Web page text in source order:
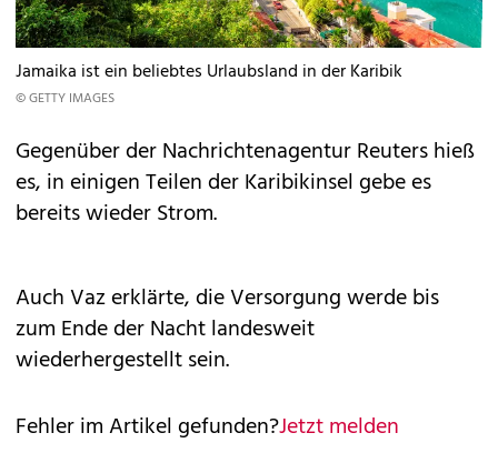
Jamaika ist ein beliebtes Urlaubsland in der Karibik
© GETTY IMAGES
Gegenüber der Nachrichtenagentur Reuters hieß
es, in einigen Teilen der Karibikinsel gebe es
bereits wieder Strom.
Auch Vaz erklärte, die Versorgung werde bis
zum Ende der Nacht landesweit
wiederhergestellt sein.
Fehler im Artikel gefunden?Jetzt melden